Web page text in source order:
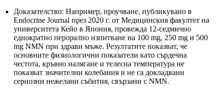
Доказателство: Например, проучване, публикувано в
Endocrine Journal през 2020 г. от Медицинския факултет на
университета Кейо в Япония, провежда 12-седмично
еднократно перорално изпитване на 100 mg, 250 mg и 500
mg NMN при здрави мъже. Резултатите показват, че
основните физиологични показатели като сърдечна
честота, кръвно налягане и телесна температура не
показват значителни колебания и не са докладвани
сериозни нежелани събития, свързани с NMN.